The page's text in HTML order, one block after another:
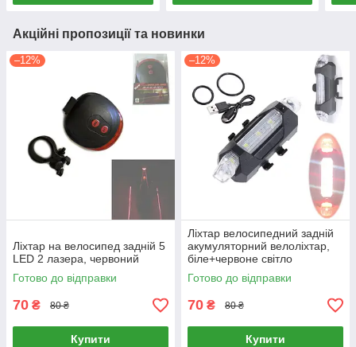
Акційні пропозиції та новинки
–12%
Ліхтар на велосипед задній 5
LED 2 лазера, червоний
Готово до відправки
70 ₴ 80 ₴
Купити
–12%
Ліхтар велосипедний задній
акумуляторний велоліхтар,
біле+червоне світло
Готово до відправки
70 ₴ 80 ₴
Купити